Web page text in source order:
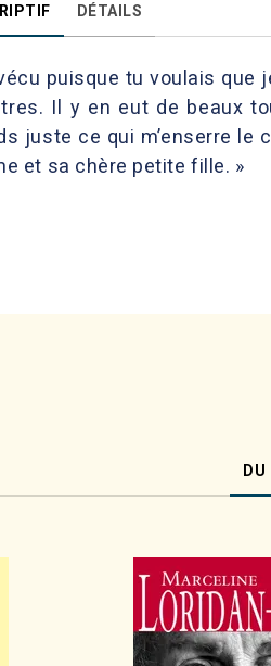
DÉTAILS
vécu puisque tu voulais
Il y en eut de beaux
juste ce qui m’enserre le
et sa chère petite fille. »
DU